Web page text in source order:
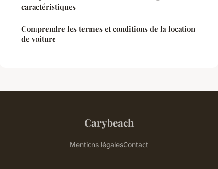
caractéristiques
Comprendre les termes et conditions de la location
de voiture
Carybeach
Mentions légalesContact